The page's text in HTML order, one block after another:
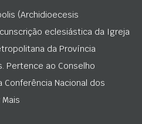
(Archidioecesis
eclesiástica da Igreja
da Província
Pertence ao Conselho
Conferência Nacional dos